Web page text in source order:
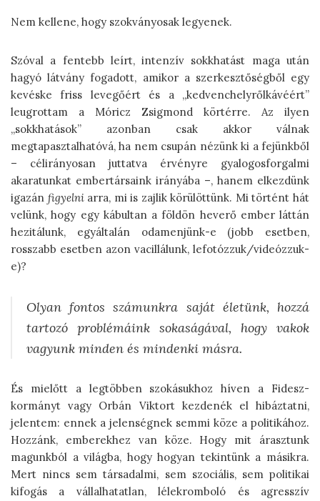
Nem kellene, hogy szokványosak legyenek.
Szóval a fentebb leírt, intenzív sokkhatást maga után
hagyó látvány fogadott, amikor a szerkesztőségből egy
kevéske friss levegőért és a „kedvenchelyrőlkávéért”
leugrottam a Móricz Zsigmond körtérre. Az ilyen
„sokkhatások” azonban csak akkor válnak
megtapasztalhatóvá, ha nem csupán nézünk ki a fejünkből
– célirányosan juttatva érvényre gyalogosforgalmi
akaratunkat embertársaink irányába –, hanem elkezdünk
igazán figyelniarra, mi is zajlik körülöttünk. Mi történt hát
velünk, hogy egy kábultan a földön heverő ember láttán
hezitálunk, egyáltalán odamenjünk-e (jobb esetben,
rosszabb esetben azon vacillálunk, lefotózzuk/videózzuk-
e)?
Olyan fontos számunkra saját életünk, hozzá
tartozó problémáink sokaságával, hogy vakok
vagyunk minden és mindenki másra.
És mielőtt a legtöbben szokásukhoz híven a Fidesz-
kormányt vagy Orbán Viktort kezdenék el hibáztatni,
jelentem: ennek a jelenségnek semmi köze a politikához.
Hozzánk, emberekhez van köze. Hogy mit árasztunk
magunkból a világba, hogy hogyan tekintünk a másikra.
Mert nincs sem társadalmi, sem szociális, sem politikai
kifogás a vállalhatatlan, lélekromboló és agresszív